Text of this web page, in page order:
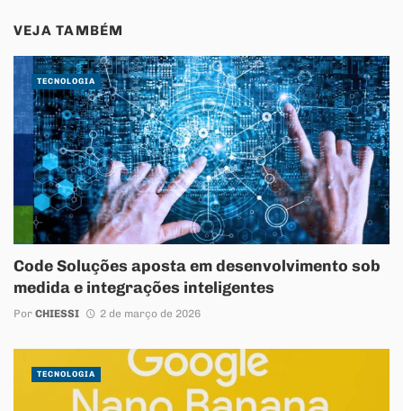
VEJA TAMBÉM
Code Soluções aposta em desenvolvimento sob
medida e integrações inteligentes
Por CHIESSI 2 de março de 2026
TECNOLOGIA
TECNOLOGIA